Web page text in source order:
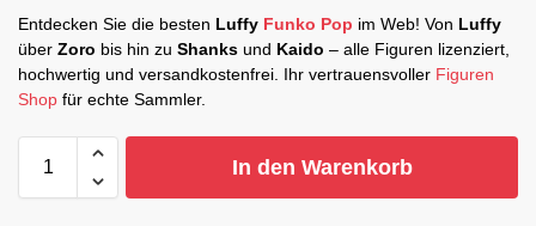
Entdecken Sie die besten Luffy Funko Pop im Web! Von Luffy
über Zoro bis hin zu Shanks und Kaido – alle Figuren lizenziert,
hochwertig und versandkostenfrei. Ihr vertrauensvoller Figuren
Shop für echte Sammler.
In den Warenkorb